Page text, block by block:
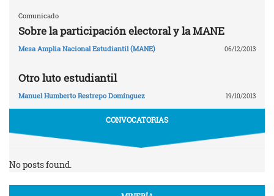
Comunicado
Sobre la participación electoral y la MANE
Mesa Amplia Nacional Estudiantil (MANE) 06/12/2013
Otro luto estudiantil
Manuel Humberto Restrepo Domínguez 19/10/2013
CONVOCATORIAS
No posts found.